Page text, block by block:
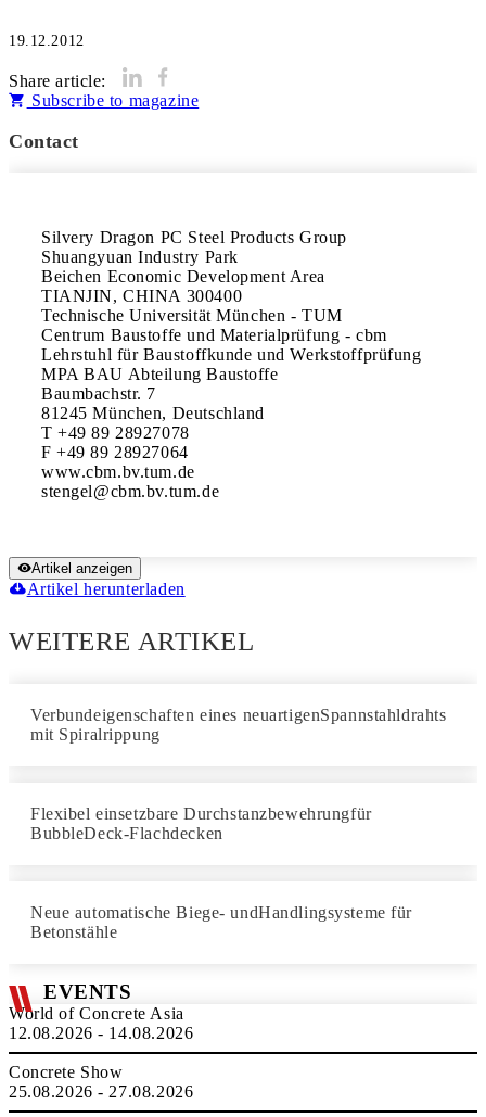
19.12.2012
Share article:
Subscribe to magazine
Contact
Silvery Dragon PC Steel Products Group
Shuangyuan Industry Park
Beichen Economic Development Area
TIANJIN, CHINA 300400
Technische Universität München - TUM
Centrum Baustoffe und Materialprüfung - cbm
Lehrstuhl für Baustoffkunde und Werkstoffprüfung
MPA BAU Abteilung Baustoffe
Baumbachstr. 7
81245 München, Deutschland
T +49 89 28927078
F +49 89 28927064
www.cbm.bv.tum.de
Artikel anzeigen
Artikel herunterladen
WEITERE ARTIKEL
Verbundeigenschaften eines neuartigenSpannstahldrahts
mit Spiralrippung
Flexibel einsetzbare Durchstanzbewehrungfür
BubbleDeck-Flachdecken
Neue automatische Biege- undHandlingsysteme für
Betonstähle
EVENTS
World of Concrete Asia
12.08.2026 - 14.08.2026
Concrete Show
25.08.2026 - 27.08.2026